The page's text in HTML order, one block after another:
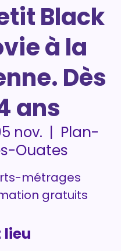
Black
à la
Dès
ans
nov.
  |
Plan-
Ouates
métrages
gratuits
lieu